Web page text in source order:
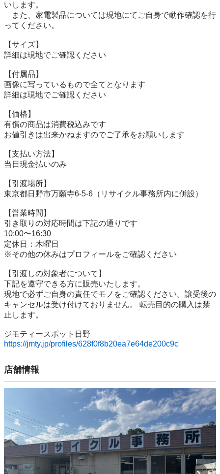
いします。
また、家電製品については現地にてご自身で動作確認を行
ってください。
【サイズ】
詳細は現地でご確認ください
【付属品】
画像に写っているもので全てとなります
詳細は現地でご確認ください
【価格】
有償の商品は消費税込みです
お値引きは出来かねますのでご了承をお願いします
【⽀払い⽅法】
当⽇現⾦払いのみ
【引渡場所】
東京都日野市万願寺6-5-6（リサイクル事務所内に併設）
【営業時間】
引き取りの対応時間は下記の通りです
10:00〜16:30
定休日：木曜日
※その他の休みはプロフィールをご確認ください
【引渡しの対象者について】
下記を遵守できる⽅に販売いたします。
現地で必ずご⾃⾝の責任でモノをご確認ください。譲受後の
キャンセルは受け付けておりません。 転売⽬的の購⼊は禁
⽌します。
https://jmty.jp/profiles/628f0f8b20ea7e64de200c9c
店舗情報